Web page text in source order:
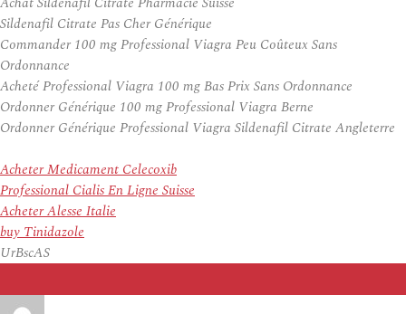
Sildenafil Citrate Pas Cher Générique
Commander 100 mg Professional Viagra Peu Coûteux Sans
Ordonnance
Acheté Professional Viagra 100 mg Bas Prix Sans Ordonnance
Ordonner Générique 100 mg Professional Viagra Berne
Ordonner Générique Professional Viagra Sildenafil Citrate Angleterre
Acheter Medicament Celecoxib
Professional Cialis En Ligne Suisse
Acheter Alesse Italie
buy Tinidazole
UrBscAS